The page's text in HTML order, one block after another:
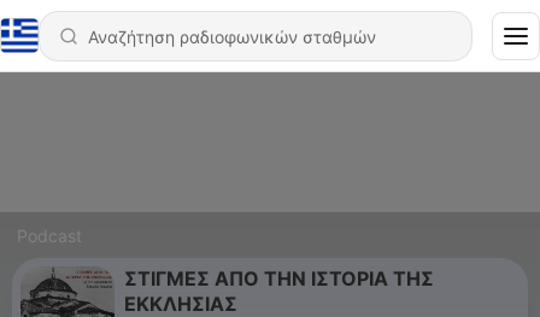
Podcast
ΣΤΙΓΜΕΣ ΑΠΟ ΤΗΝ ΙΣΤΟΡΙΑ ΤΗΣ
ΕΚΚΛΗΣΙΑΣ